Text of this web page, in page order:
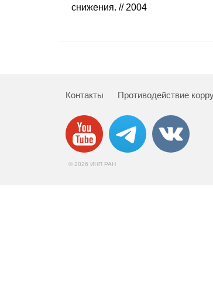
снижения. // 2004
Контакты Противодействие
© 2026 ИНП РАН